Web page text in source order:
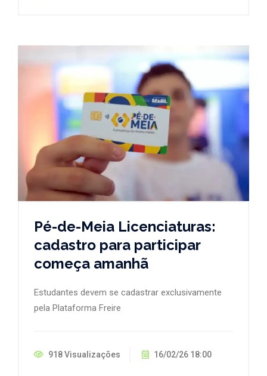
Pé-de-Meia Licenciaturas:
cadastro para participar
começa amanhã
Estudantes devem se cadastrar exclusivamente
pela Plataforma Freire
918 Visualizações 16/02/26 18:00